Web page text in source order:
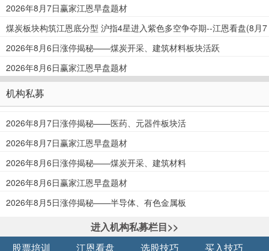
2026年8月7日赢家江恩早盘题材
煤炭板块构筑江恩底分型 沪指4星进入紫色多空争夺期--江恩看盘(8月7
2026年8月6日涨停揭秘——煤炭开采、建筑材料板块活跃
2026年8月6日赢家江恩早盘题材
机构私募
2026年8月7日涨停揭秘——医药、元器件板块活
2026年8月7日赢家江恩早盘题材
2026年8月6日涨停揭秘——煤炭开采、建筑材料
2026年8月6日赢家江恩早盘题材
2026年8月5日涨停揭秘——半导体、有色金属板
进入机构私募栏目>>
股票培训 江恩看盘 选股技巧 买入技巧